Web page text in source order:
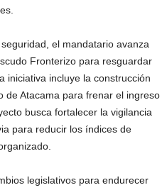
el mandatario avanza
Fronterizo para resguardar
iniciativa incluye la construcción
de Atacama para frenar el ingreso
busca fortalecer la vigilancia
para reducir los índices de
legislativos para endurecer